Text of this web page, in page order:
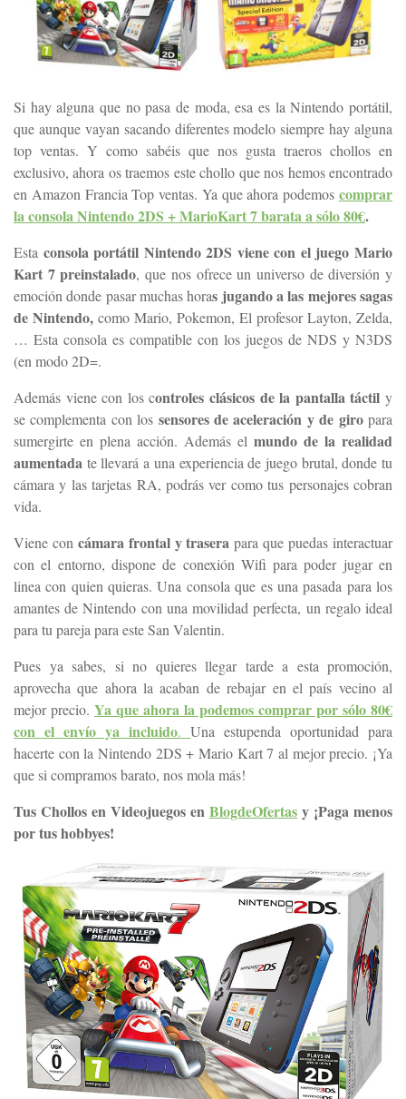
Si hay alguna que no pasa de moda, esa es la Nintendo portátil,
que aunque vayan sacando diferentes modelo siempre hay alguna
top ventas. Y como sabéis que nos gusta traeros chollos en
exclusivo, ahora os traemos este chollo que nos hemos encontrado
en Amazon Francia Top ventas. Ya que ahora podemos comprar
la consola Nintendo 2DS + MarioKart 7 barata a sólo 80€.
Esta consola portátil Nintendo 2DS viene con el juego Mario
Kart 7 preinstalado, que nos ofrece un universo de diversión y
emoción donde pasar muchas horas jugando a las mejores sagas
de Nintendo, como Mario, Pokemon, El profesor Layton, Zelda,
… Esta consola es compatible con los juegos de NDS y N3DS
(en modo 2D=.
Además viene con los controles clásicos de la pantalla táctil y
se complementa con los sensores de aceleración y de giropara
sumergirte en plena acción. Además el mundo de la realidad
aumentada te llevará a una experiencia de juego brutal, donde tu
cámara y las tarjetas RA, podrás ver como tus personajes cobran
vida.
Viene con cámara frontal y trasera para que puedas interactuar
con el entorno, dispone de conexión Wifi para poder jugar en
linea con quien quieras. Una consola que es una pasada para los
amantes de Nintendo con una movilidad perfecta, un regalo ideal
para tu pareja para este San Valentin.
Pues ya sabes, si no quieres llegar tarde a esta promoción,
aprovecha que ahora la acaban de rebajar en el país vecino al
mejor precio. Ya que ahora la podemos comprar por sólo 80€
con el envío ya incluido. Una estupenda oportunidad para
hacerte con la Nintendo 2DS + Mario Kart 7 al mejor precio. ¡Ya
que si compramos barato, nos mola más!
Tus Chollos en Videojuegos en BlogdeOfertas y ¡Paga menos
por tus hobbyes!